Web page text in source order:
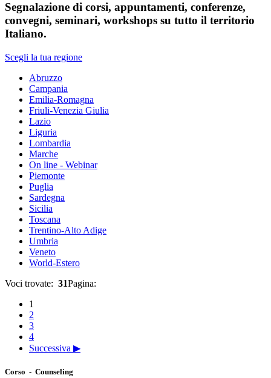
Segnalazione di corsi, appuntamenti, conferenze,
convegni, seminari, workshops su tutto il territorio
Italiano.
Scegli la tua regione
Abruzzo
Campania
Emilia-Romagna
Friuli-Venezia Giulia
Lazio
Liguria
Lombardia
Marche
On line - Webinar
Piemonte
Puglia
Sardegna
Sicilia
Toscana
Trentino-Alto Adige
Umbria
Veneto
World-Estero
Voci trovate: 31Pagina:
1
2
3
4
Successiva ▶
Corso - Counseling